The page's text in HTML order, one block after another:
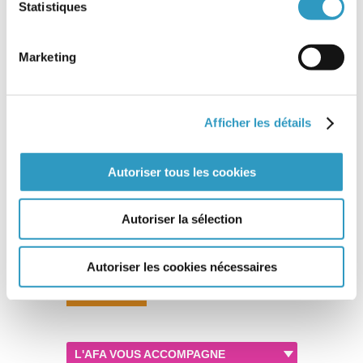
Statistiques
Marketing
Afficher les détails
Autoriser tous les cookies
Autoriser la sélection
Autoriser les cookies nécessaires
s’imposer.
Ministère de l’Europe et des affaires
20ème édition du parcours de préparation à l’adoption
Imprimer
L'AFA VOUS ACCOMPAGNE